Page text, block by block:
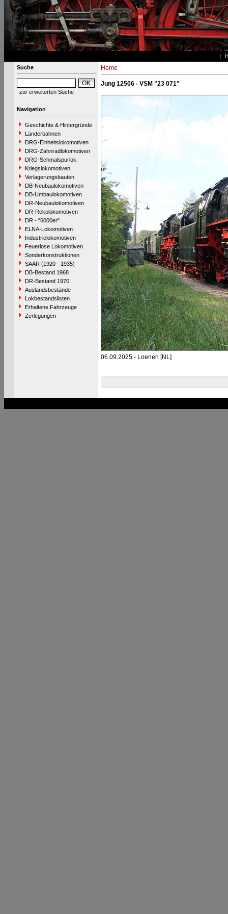
Suche
zur erweiterten Suche
Navigation
Geschichte & Hintergründe
Länderbahnen
DRG-Einheitslokomotiven
DRG-Zahnradlokomotiven
DRG-Schmalspurlok.
Kriegslokomotiven
Verlagerungsbauten
DB-Neubaulokomotiven
DB-Umbaulokomotiven
DR-Neubaulokomotiven
DR-Rekolokomotiven
DR - "6000er"
ELNA-Lokomotiven
Industrielokomotiven
Feuerlose Lokomotiven
Sonderkonstruktionen
SAAR (1920 - 1935)
DB-Bestand 1968
DR-Bestand 1970
Auslandsbestände
Lokbestandslisten
Erhaltene Fahrzeuge
Zerlegungen
Home
Jung 12506 - VSM "23 071"
06.09.2025 - Loenen [NL]